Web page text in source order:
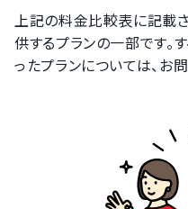
上記の料金比較表に記載
供するプランの一部です。
ったプランについては、お